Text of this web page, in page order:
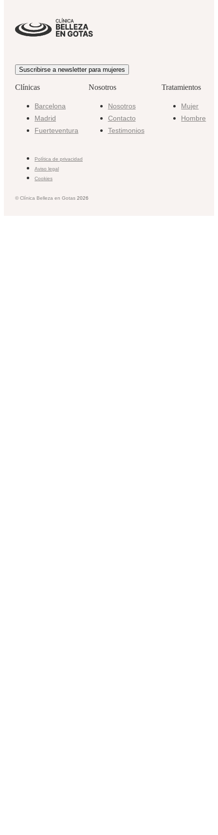
Suscribirse a newsletter para mujeres
Clínicas
Barcelona
Madrid
Fuerteventura
Nosotros
Nosotros
Contacto
Testimonios
Tratamientos
Mujer
Hombre
Política de privacidad
Aviso legal
Cookies
© Clínica Belleza en Gotas 2026